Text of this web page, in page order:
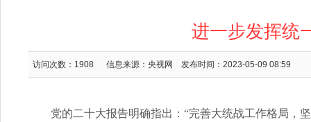
进一步发挥统
访问次数： 1908 信息来源：央视网 发布时间：2023-05-09 08:59
党的二十大报告明确指出：“完善大统战工作格局，坚